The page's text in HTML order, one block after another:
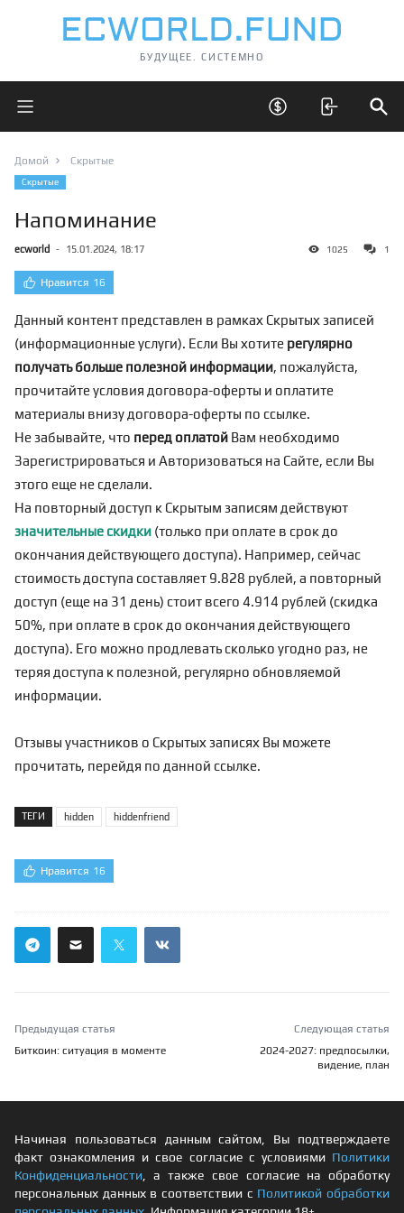
БУДУЩЕЕ. СИСТЕМНО
Открыть главное меню Открыть скрытые
Домой Скрытые
Скрытые
Напоминание
ecworld - 15.01.2024, 18:17 1025 1
Нравится 16
Данный контент представлен в рамках Скрытых записей
(информационные услуги). Если Вы хотите регулярно
получать больше полезной информации, пожалуйста,
прочитайте условия договора-оферты и оплатите
материалы внизу договора-оферты по ссылке.
Не забывайте, что перед оплатой Вам необходимо
Зарегистрироваться и Авторизоваться на Сайте, если Вы
этого еще не сделали.
На повторный доступ к Скрытым записям действуют
значительные скидки (только при оплате в срок до
окончания действующего доступа). Например, сейчас
стоимость доступа составляет 9.828 рублей, а повторный
доступ (еще на 31 день) стоит всего 4.914 рублей (скидка
50%, при оплате в срок до окончания действующего
доступа). Его можно продлевать сколько угодно раз, не
теряя доступа к полезной, регулярно обновляемой
информации.
Отзывы участников о Скрытых записях Вы можете
прочитать, перейдя по данной ссылке.
ТЕГИ hidden hiddenfriend
Нравится 16
Предыдущая статья
Биткоин: ситуация в моменте
Следующая статья
2024-2027: предпосылки,
видение, план
Начиная пользоваться данным сайтом, Вы подтверждаете
факт ознакомления и свое согласие с условиями Политики
Конфиденциальности , а также свое согласие на обработку
персональных данных в соответствии с Политикой обработки